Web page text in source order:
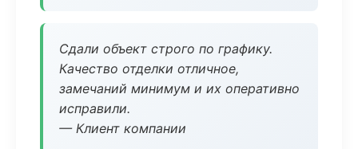
Сдали объект строго по графику.
Качество отделки отличное,
замечаний минимум и их оперативно
исправили.
— Клиент компании